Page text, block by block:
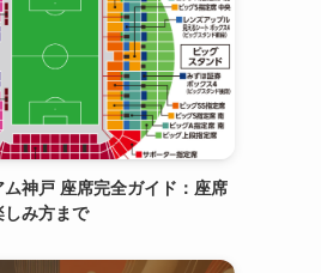
ム神戸 座席完全ガイド：座席
しみ方まで